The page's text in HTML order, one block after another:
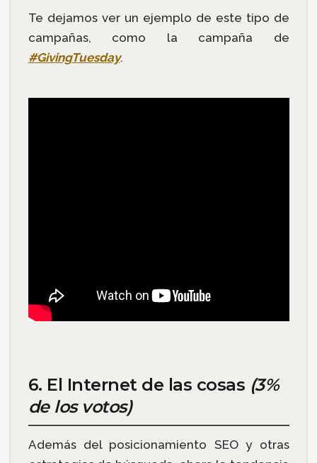
Te dejamos ver un ejemplo de este tipo de
campañas, como la campaña de
#GivingTuesday.
6. El Internet de las cosas (3%
de los votos)
Además del posicionamiento SEO y otras